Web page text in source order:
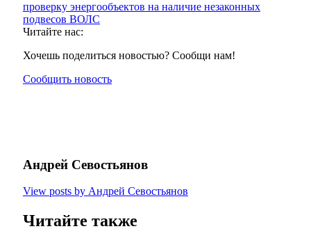
проверку энергообъектов на наличие незаконных
подвесов ВОЛС
Читайте нас:
Хочешь поделиться новостью? Сообщи нам!
Сообщить новость
Андрей Севостьянов
View posts by Андрей Севостьянов
Читайте также